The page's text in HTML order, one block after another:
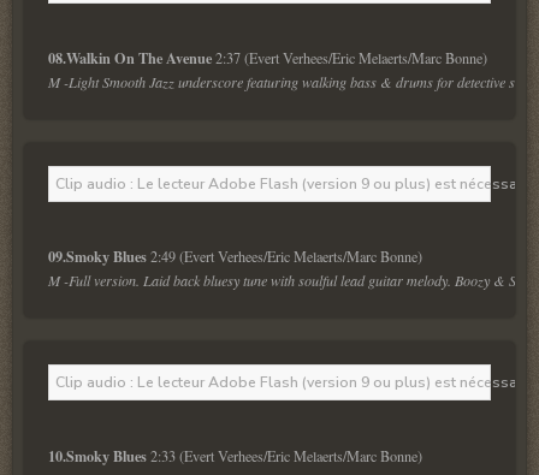
08.Walkin On The Avenue
2:37 (Evert Verhees/Eric Melaerts/Marc Bonne)
M -Light Smooth Jazz underscore featuring walking bass & drums for detective
Clip audio : Le lecteur Adobe Flash (version 9 ou plus) est
09.Smoky Blues
2:49 (Evert Verhees/Eric Melaerts/Marc Bonne)
M -Full version. Laid back bluesy tune with soulful lead guitar melody. Boozy &
Clip audio : Le lecteur Adobe Flash (version 9 ou plus) est
10.Smoky Blues
2:33 (Evert Verhees/Eric Melaerts/Marc Bonne)